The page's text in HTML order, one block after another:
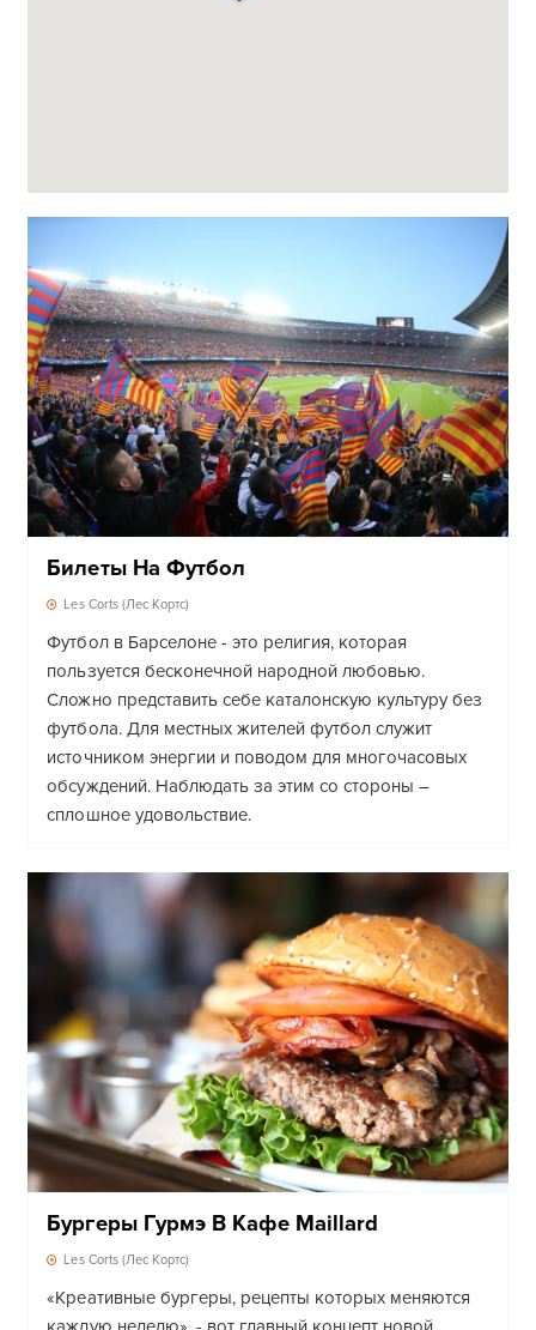
Билеты На Футбол
Les Corts (Лес Кортс)
Футбол в Барселоне - это религия, которая
пользуется бесконечной народной любовью.
Сложно представить себе каталонскую культуру без
футбола. Для местных жителей футбол служит
источником энергии и поводом для многочасовых
обсуждений. Наблюдать за этим со стороны –
сплошное удовольствие.
Бургеры Гурмэ В Кафе Maillard
Les Corts (Лес Кортс)
«Креативные бургеры, рецепты которых меняются